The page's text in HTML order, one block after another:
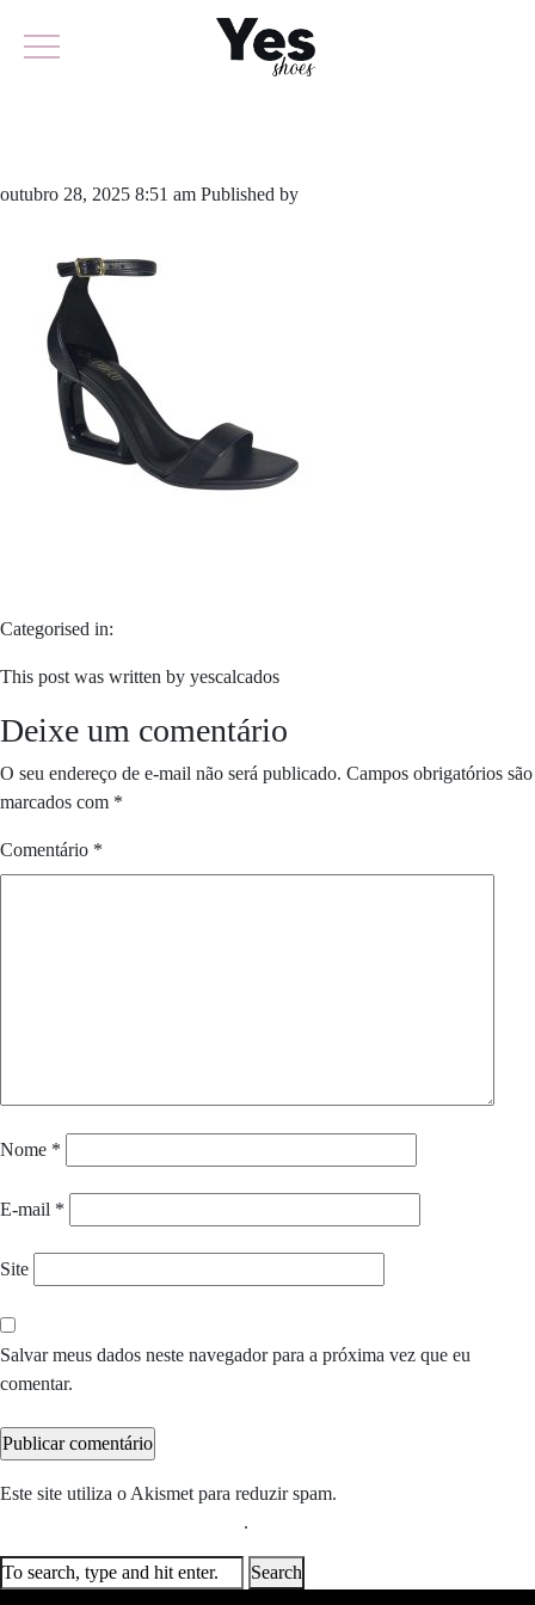
outubro 28, 2025 8:51 am Published by
Categorised in:
This post was written by yescalcados
Deixe um comentário
O seu endereço de e-mail não será publicado. Campos obrigatórios são
marcados com *
Comentário *
Nome *
E-mail *
Site
Salvar meus dados neste navegador para a próxima vez que eu
comentar.
Este site utiliza o Akismet para reduzir spam.
.
Search